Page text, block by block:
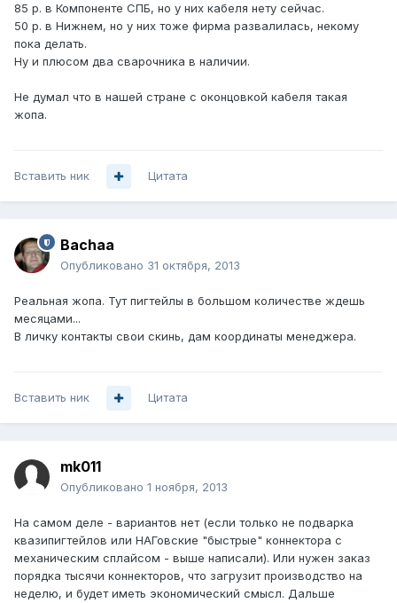
85 р. в Компоненте СПБ, но у них кабеля нету сейчас.
50 р. в Нижнем, но у них тоже фирма развалилась, некому
пока делать.
Ну и плюсом два сварочника в наличии.
Не думал что в нашей стране с оконцовкой кабеля такая
жопа.
Вставить ник Цитата
Bachaa
Опубликовано 31 октября, 2013
Реальная жопа. Тут пигтейлы в большом количестве ждешь
месяцами...
В личку контакты свои скинь, дам координаты менеджера.
Вставить ник Цитата
mk011
Опубликовано 1 ноября, 2013
На самом деле - вариантов нет (если только не подварка
квазипигтейлов или НАГовские "быстрые" коннектора с
механическим сплайсом - выше написали). Или нужен заказ
порядка тысячи коннекторов, что загрузит производство на
неделю, и будет иметь экономический смысл. Дальше